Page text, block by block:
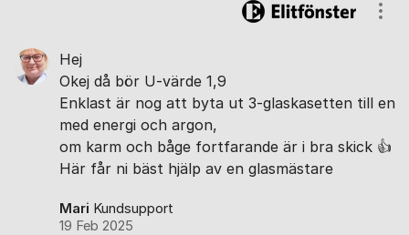
Hej
Okej då bör U-värde 1,9
Enklast är nog att byta ut 3-glaskasetten till en
med energi och argon,
om karm och båge fortfarande är i bra skick 👍
Här får ni bäst hjälp av en glasmästare
Mari Kundsupport
19 Feb 2025